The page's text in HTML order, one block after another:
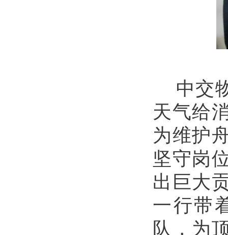
中交
天气给
为维护
坚守岗
出巨大
一行带
队，为